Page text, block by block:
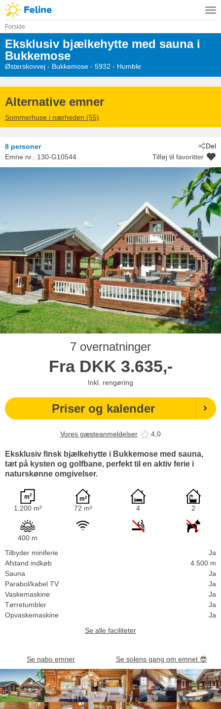
Forside
Eksklusiv bjælkehytte med sauna i
Bukkemose
Østerskovvej - Bukkemose - 5932 - Humble
Alternative emner
Sommerhuse i nærheden (55)
Del
8 personer
Emne nr.: 130-G10544 Tilføj til favoritter
7 overnatninger
Fra DKK 3.635,-
Inkl. rengøring
Priser og kalender
Vores gæsteanmeldelser 4,0
Eksklusiv finsk bjælkehytte i Bukkemose med sauna,
tæt på kysten og golfbane, perfekt til en aktiv ferie i
naturskønne omgivelser.
1.200 m² 72 m² 4 2
400 m
Tilbyder miniferie
Ja
Afstand indkøb
4.500 m
Sauna
Ja
Parabol/kabel TV
Ja
Vaskemaskine
Ja
Tørretumbler
Ja
Opvaskemaskine
Ja
Se alle faciliteter
Se nabo emner Se solens gang om emnet 😎